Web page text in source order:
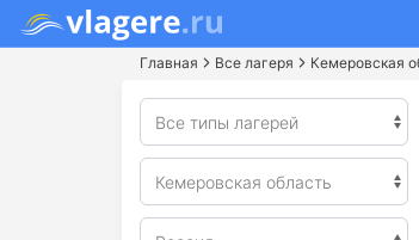
Главная Все лагеря Кемеровская